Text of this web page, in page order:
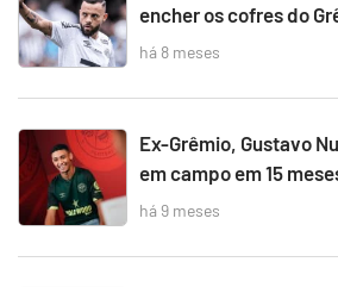
encher os cofres do
há 8 meses
Ex-Grêmio, Gustavo
em campo em 15
há 9 meses